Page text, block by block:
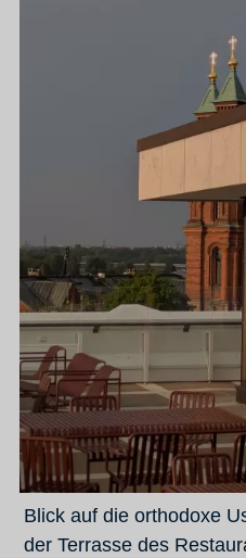
Blick auf die orthodoxe
der Terrasse des